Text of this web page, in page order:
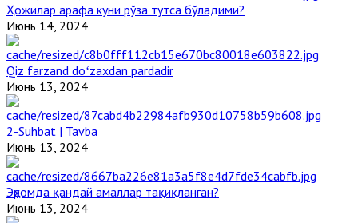
Ҳожилар арафа куни рўза тутса бўладими?
Июнь 14, 2024
Qiz farzand doʻzaxdan pardadir
Июнь 13, 2024
2-Suhbat | Tavba
Июнь 13, 2024
Эҳромда қандай амаллар тақиқланган?
Июнь 13, 2024